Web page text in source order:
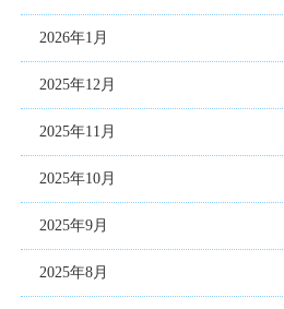
2026年1月
2025年12月
2025年11月
2025年10月
2025年9月
2025年8月